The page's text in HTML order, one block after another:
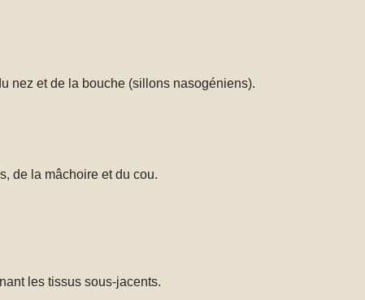
nez et de la bouche (sillons nasogéniens).
de la mâchoire et du cou.
les tissus sous-jacents.